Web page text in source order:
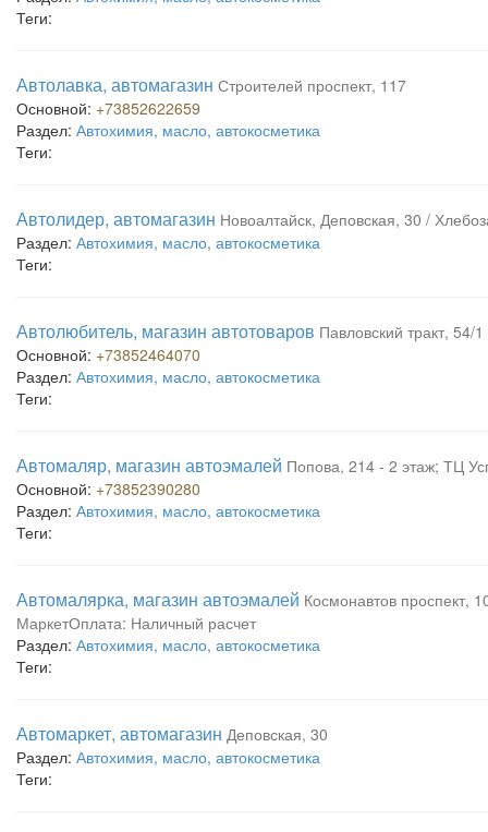
Теги:
Автолавка, автомагазин Строителей проспект, 117
Основной: +73852622659
Раздел: Автохимия, масло, автокосметика
Теги:
Автолидер, автомагазин Новоалтайск, Деповская, 30 /
Раздел: Автохимия, масло, автокосметика
Теги:
Автолюбитель, магазин автотоваров Павловский тракт, 54/1
Основной: +73852464070
Раздел: Автохимия, масло, автокосметика
Теги:
Автомаляр, магазин автоэмалей Попова, 214 - 2 этаж; ТЦ
Основной: +73852390280
Раздел: Автохимия, масло, автокосметика
Теги:
Автомалярка, магазин автоэмалей Космонавтов проспект,
МаркетОплата: Наличный расчет
Раздел: Автохимия, масло, автокосметика
Теги:
Автомаркет, автомагазин Деповская, 30
Раздел: Автохимия, масло, автокосметика
Теги: